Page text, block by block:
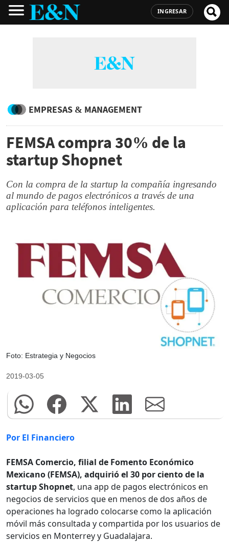
INGRESAR
EMPRESAS & MANAGEMENT
FEMSA compra 30% de la
startup Shopnet
Con la compra de la startup la compañía ingresando
al mundo de pagos electrónicos a través de una
aplicación para teléfonos inteligentes.
Foto: Estrategia y Negocios
2019-03-05
Por El Financiero
FEMSA Comercio, filial de Fomento Económico
Mexicano (FEMSA), adquirió el 30 por ciento de la
startup Shopnet, una app de pagos electrónicos en
negocios de servicios que en menos de dos años de
operaciones ha logrado colocarse como la aplicación
móvil más consultada y compartida por los usuarios de
servicios en Monterrey y Guadalajara.